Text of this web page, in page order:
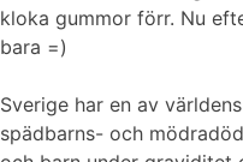
kloka gummor förr. Nu
bara =)
Sverige har en av
spädbarns- och